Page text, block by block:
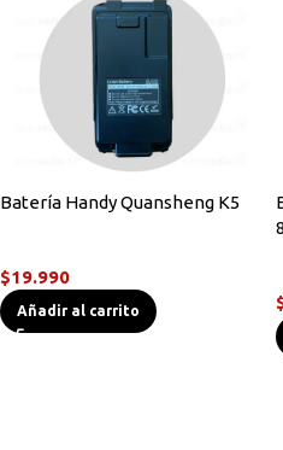
Batería Handy Quansheng K5
$19.990
Añadir al carrito